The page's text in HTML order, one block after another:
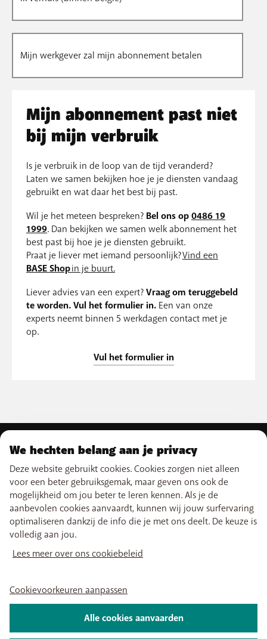
Mijn werkgever zal mijn abonnement betalen
Mijn abonnement past niet
bij mijn verbruik
Is je verbruik in de loop van de tijd veranderd?
Laten we samen bekijken hoe je je diensten vandaag
gebruikt en wat daar het best bij past.
Wil je het meteen bespreken? Bel ons op 0486 19
1999. Dan bekijken we samen welk abonnement het
best past bij hoe je je diensten gebruikt.
Praat je liever met iemand persoonlijk?Vind een
BASE Shopin je buurt.
Liever advies van een expert? Vraag om teruggebeld
te worden. Vul het formulier in. Een van onze
experts neemt binnen 5 werkdagen contact met je
op.
Vul het formulier in
ONS AANBOD
Gsm-abonnementen
Smartphones
Prepaidkaarten
Internet
TV
Combineer
Promo's
ONZE DIENSTEN
eSIM
Data Jump
Free Data Day
Internationale tarieven
PayByMobile
SUPPORT
Hulp & Contact
My BASE
Easy Switch
BASE optimaliseren of opzeggen
NUTTIGE LINKS
Simkaarten activeren
Persinformatie Wettelijke informatie
Privacybeleid Cookiebeleid Cookievoorkeuren aanpassen
We hechten belang aan je privacy
Deze website gebruikt cookies. Cookies zorgen niet alleen
voor een beter gebruiksgemak, maar geven ons ook de
mogelijkheid om jou beter te leren kennen. Als je de
aanbevolen cookies aanvaardt, kunnen wij jouw surfervaring
optimaliseren dankzij de info die je met ons deelt. De keuze is
volledig aan jou.
Lees meer over ons cookiebeleid
Cookievoorkeuren aanpassen
Alle cookies aanvaarden